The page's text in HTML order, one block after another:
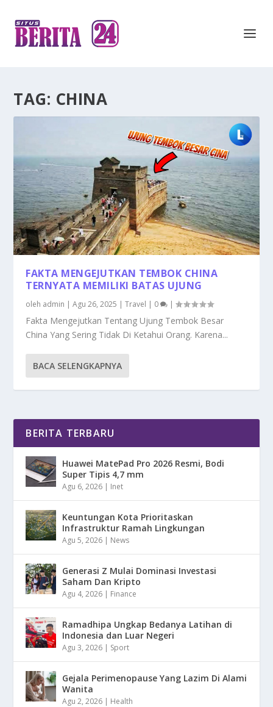
TAG: CHINA
FAKTA MENGEJUTKAN TEMBOK CHINA
TERNYATA MEMILIKI BATAS UJUNG
oleh admin |Agu 26, 2025 |Travel | 0 |
Fakta Mengejutkan Tentang Ujung Tembok Besar
China Yang Sering Tidak Di Ketahui Orang. Karena...
BACA SELENGKAPNYA
BERITA TERBARU
Huawei MatePad Pro 2026 Resmi, Bodi
Super Tipis 4,7 mm
Agu 6, 2026 | Inet
Keuntungan Kota Prioritaskan
Infrastruktur Ramah Lingkungan
Agu 5, 2026 | News
Generasi Z Mulai Dominasi Investasi
Saham Dan Kripto
Agu 4, 2026 | Finance
Ramadhipa Ungkap Bedanya Latihan di
Indonesia dan Luar Negeri
Agu 3, 2026 | Sport
Gejala Perimenopause Yang Lazim Di Alami
Wanita
Agu 2, 2026 | Health